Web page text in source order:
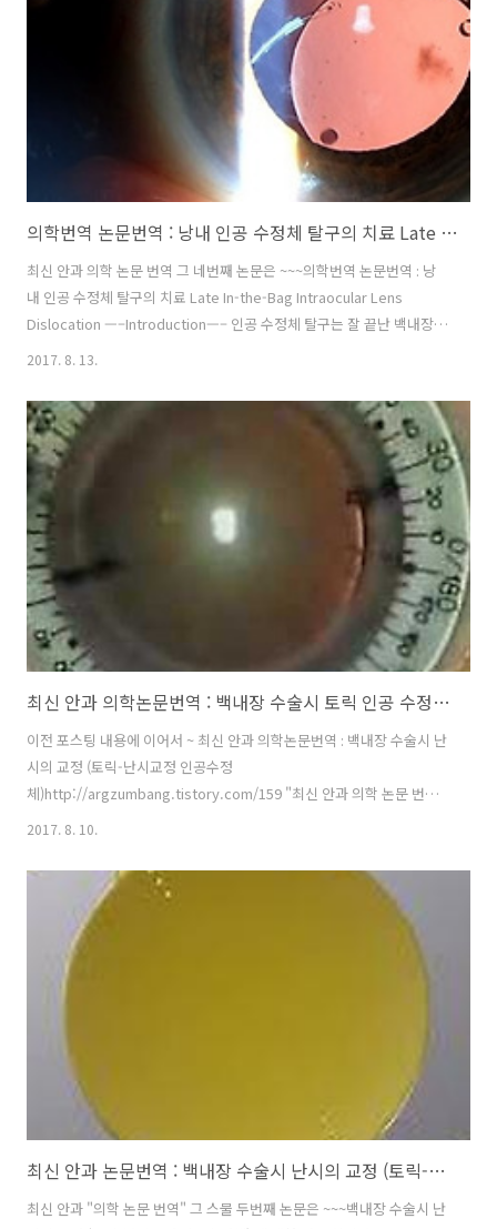
하는것에 대한 논문이다.백내장 수술시 전방내 항생제를 주사를 추가하
는 것은 트렌드로서 점점 증가하고 ..
의학번역 논문번역 : 낭내 인공 수정체 탈구의 치료 Late In-the-Bag Intraocular Lens Dislocation
최신 안과 의학 논문 번역 그 네번째 논문은 ~~~의학번역 논문번역 : 낭
내 인공 수정체 탈구의 치료 Late In-the-Bag Intraocular Lens
Dislocation —–Introduction—– 인공 수정체 탈구는 잘 끝난 백내장
수술이라도 6-9년 뒤에 자연 발생할수 있으며 이는 백내장 수술의 후기
인공수정체-수정체낭의 복합체가 같이 탈구되는 경우는 원형수정체절개
법(CCC)의 개발 이후 1993년 처음 발표되었고 그 이후로 계속적으로 보
고 되고 있는 합병증이다. 이러한 인공 수정체 탈구는 다음과 같은 질환
이 있는 경우 잘 발생하는 것으로 알려져 있는데.....거짓비늘증후군
(Pseudoexfoliation syndrom..
2017. 8. 13.
최신 안과 의학논문번역 : 백내장 수술시 토릭 인공 수정체의 어긋남
이전 포스팅 내용에 이어서 ~ 최신 안과 의학논문번역 : 백내장 수술시 난
시의 교정 (토릭-난시교정 인공수정
체)http://argzumbang.tistory.com/159 "최신 안과 의학 논문 번역"
그 스물 두번째 논문은백내장 수술시 난시의 교정 (토릭-난시교정 인공
Ophthalmology 에 발표된 토릭(난시교정) 인공 수정체의 축 어긋남 :
수술중 & 수술후의 어긋남 Axis Misalignment of Toric Intraocular
Lens: Placement Error and Postoperative Rotation 입니다앞서 이
야기한것 처럼 난시가 있는 눈에서 백내장 수술을 할때 난시를 교정해주
는 방법중의 하나가 "토릭 T..
2017. 8. 10.
최신 안과 논문번역 : 백내장 수술시 난시의 교정 (토릭-난시교정 인공수정체)
최신 안과 "의학 논문 번역" 그 스물 두번째 논문은 ~~~백내장 수술시 난